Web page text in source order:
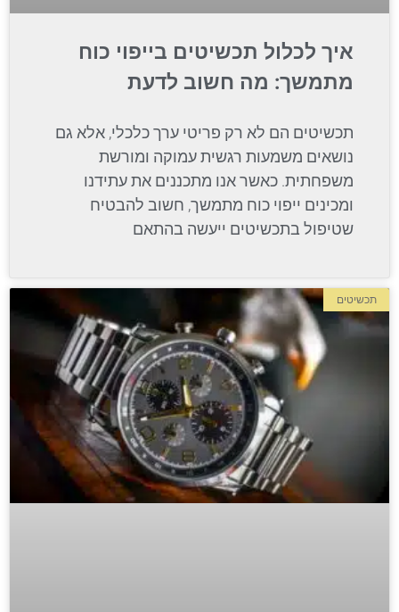
איך לכלול תכשיטים בייפוי כוח
מתמשך: מה חשוב לדעת
תכשיטים הם לא רק פריטי ערך כלכלי, אלא גם
נושאים משמעות רגשית עמוקה ומורשת
משפחתית. כאשר אנו מתכננים את עתידנו
ומכינים ייפוי כוח מתמשך, חשוב להבטיח
שטיפול בתכשיטים ייעשה בהתאם
תכשיטים